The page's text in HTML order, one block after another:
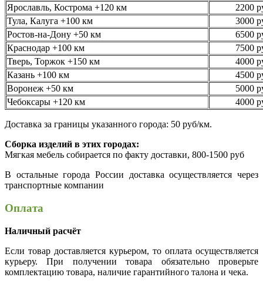
Ярославль, Кострома +120 км
2200
Тула, Калуга +100 км
3000
Ростов-на-Дону +50 км
6500
Краснодар +100 км
7500
Тверь, Торжок +150 км
4000
Казань +100 км
4500
Воронеж +50 км
5000
Чебоксары +120 км
4000
Доставка за границы указанного города: 50 руб/км.
Сборка изделий в этих городах:
Мягкая мебель собирается по факту доставки, 800-1500 руб
В остальные города России доставка осуществляется через
транспортные компании
Оплата
Наличный расчёт
Если товар доставляется курьером, то оплата осуществляется
курьеру. При получении товара обязательно проверьте
комплектацию товара, наличие гарантийного талона и чека.